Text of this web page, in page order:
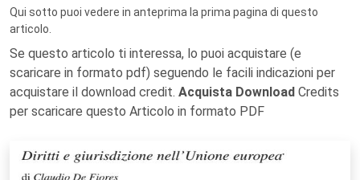
Qui sotto puoi vedere in anteprima la prima pagina di questo
articolo.
Se questo articolo ti interessa, lo puoi acquistare (e
scaricare in formato pdf) seguendo le facili indicazioni per
acquistare il download credit. Acquista Download Credits
per scaricare questo Articolo in formato PDF